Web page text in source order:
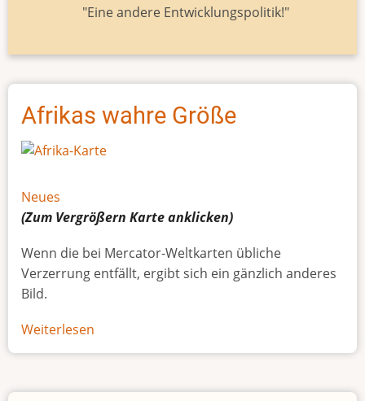
"Eine andere Entwicklungspolitik!"
Afrikas wahre Größe
Neues
(Zum Vergrößern Karteanklicken)
Wenn die bei Mercator-Weltkarten übliche
Verzerrung entfällt, ergibt sich ein gänzlich anderes
Bild.
Weiterlesen
Afrikas
Größe